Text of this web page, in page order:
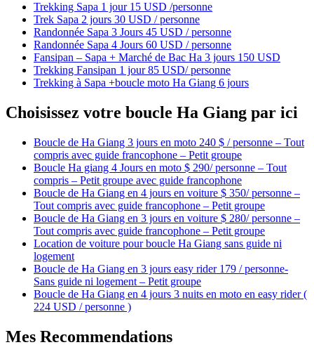
Trekking Sapa 1 jour 15 USD /personne
Trek Sapa 2 jours 30 USD / personne
Randonnée Sapa 3 Jours 45 USD / personne
Randonnée Sapa 4 Jours 60 USD / personne
Fansipan – Sapa + Marché de Bac Ha 3 jours 150 USD
Trekking Fansipan 1 jour 85 USD/ personne
Trekking à Sapa +boucle moto Ha Giang 6 jours
Choisissez votre boucle Ha Giang par ici
Boucle de Ha Giang 3 jours en moto 240 $ / personne – Tout
compris avec guide francophone – Petit groupe
Boucle Ha giang 4 Jours en moto $ 290/ personne – Tout
compris – Petit groupe avec guide francophone
Boucle de Ha Giang en 4 jours en voiture $ 350/ personne –
Tout compris avec guide francophone – Petit groupe
Boucle de Ha Giang en 3 jours en voiture $ 280/ personne –
Tout compris avec guide francophone – Petit groupe
Location de voiture pour boucle Ha Giang sans guide ni
logement
Boucle de Ha Giang en 3 jours easy rider 179 / personne-
Sans guide ni logement – Petit groupe
Boucle de Ha Giang en 4 jours 3 nuits en moto en easy rider (
224 USD / personne )
Mes Recommendations